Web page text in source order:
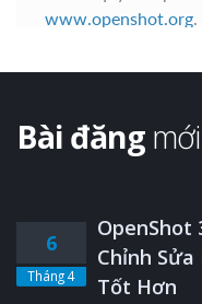
Bài đăng
6
Tháng 4
OpenShot
Chỉnh
Tốt Hơn